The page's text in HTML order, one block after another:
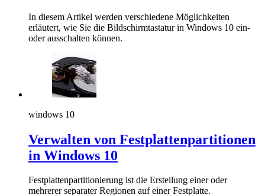
In diesem Artikel werden verschiedene Möglichkeiten
erläutert, wie Sie die Bildschirmtastatur in Windows 10 ein-
oder ausschalten können.
windows 10
Verwalten von Festplattenpartitionen
in Windows 10
Festplattenpartitionierung ist die Erstellung einer oder
mehrerer separater Regionen auf einer Festplatte.